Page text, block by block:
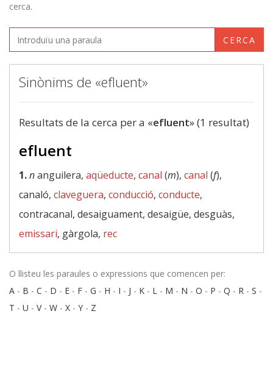
cerca.
CERCA
Sinònims de «efluent»
Resultats de la cerca per a «efluent» (1 resultat)
efluent
1.nanguilera, aqüeducte, canal (m), canal (f),
canaló, claveguera, conducció, conducte,
contracanal, desaiguament, desaigüe, desguàs,
emissari, gàrgola, rec
O llisteu les paraules o expressions que comencen per:
A - B - C - D - E - F - G - H - I - J - K - L - M - N - O - P - Q - R - S -
T - U - V- W - X - Y - Z